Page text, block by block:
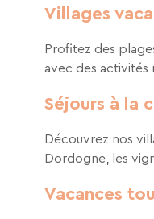
Villages
Profitez des
avec des
Séjours à la
Découvrez nos
Dordogne, les
Vacances